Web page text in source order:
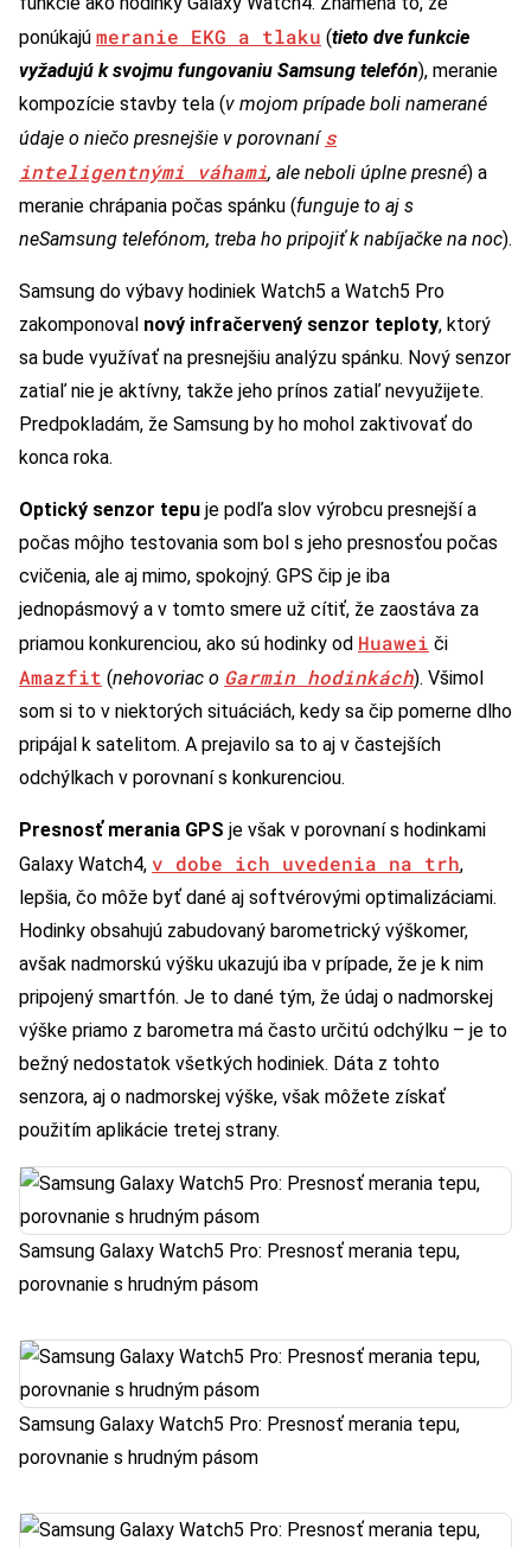
ponúkajú meranie EKG a tlaku (tieto dve funkcie
vyžadujú k svojmu fungovaniu Samsung telefón), meranie
kompozície stavby tela (v mojom prípade boli namerané
údaje o niečo presnejšie v porovnanís
inteligentnými váhami, ale neboli úplne presné) a
meranie chrápania počas spánku (funguje to aj s
neSamsung telefónom, treba ho pripojiť k nabíjačke na noc).
Samsung do výbavy hodiniek Watch5 a Watch5 Pro
zakomponoval nový infračervený senzor teploty, ktorý
sa bude využívať na presnejšiu analýzu spánku. Nový senzor
zatiaľ nie je aktívny, takže jeho prínos zatiaľ nevyužijete.
Predpokladám, že Samsung by ho mohol zaktivovať do
konca roka.
Optický senzor tepu je podľa slov výrobcu presnejší a
počas môjho testovania som bol s jeho presnosťou počas
cvičenia, ale aj mimo, spokojný. GPS čip je iba
jednopásmový a v tomto smere už cítiť, že zaostáva za
priamou konkurenciou, ako sú hodinky od Huawei či
Amazfit (nehovoriac o Garmin hodinkách). Všimol
som si to v niektorých situáciách, kedy sa čip pomerne dlho
pripájal k satelitom. A prejavilo sa to aj v častejších
odchýlkach v porovnaní s konkurenciou.
Presnosť merania GPS je však v porovnaní s hodinkami
Galaxy Watch4, v dobe ich uvedenia na trh,
lepšia, čo môže byť dané aj softvérovými optimalizáciami.
Hodinky obsahujú zabudovaný barometrický výškomer,
avšak nadmorskú výšku ukazujú iba v prípade, že je k nim
pripojený smartfón. Je to dané tým, že údaj o nadmorskej
výške priamo z barometra má často určitú odchýlku – je to
bežný nedostatok všetkých hodiniek. Dáta z tohto
senzora, aj o nadmorskej výške, však môžete získať
použitím aplikácie tretej strany.
Samsung Galaxy Watch5 Pro: Presnosť merania tepu,
porovnanie s hrudným pásom
Samsung Galaxy Watch5 Pro: Presnosť merania tepu,
porovnanie s hrudným pásom